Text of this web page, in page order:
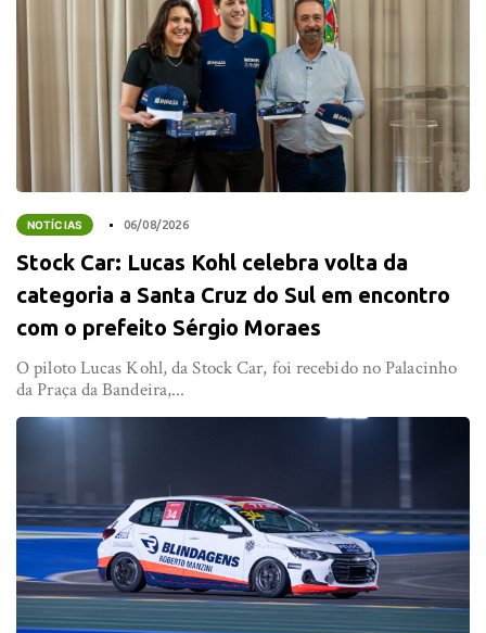
NOTÍCIAS 06/08/2026
Stock Car: Lucas Kohl celebra volta da
categoria a Santa Cruz do Sul em encontro
com o prefeito Sérgio Moraes
O piloto Lucas Kohl, da Stock Car, foi recebido no Palacinho
da Praça da Bandeira,...